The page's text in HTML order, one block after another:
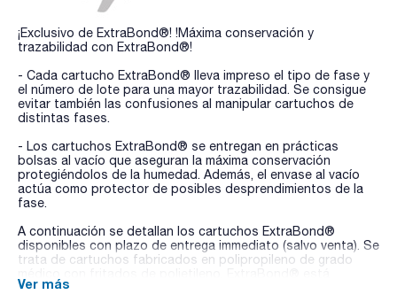
¡Exclusivo de ExtraBond®! !Máxima conservación y
trazabilidad con ExtraBond®!
- Cada cartucho ExtraBond® lleva impreso el tipo de fase y
el número de lote para una mayor trazabilidad. Se consigue
evitar también las confusiones al manipular cartuchos de
distintas fases.
- Los cartuchos ExtraBond® se entregan en prácticas
bolsas al vacío que aseguran la máxima conservación
protegiéndolos de la humedad. Además, el envase al vacío
actúa como protector de posibles desprendimientos de la
fase.
A continuación se detallan los cartuchos ExtraBond®
disponibles con plazo de entrega immediato (salvo venta). Se
trata de cartuchos fabricados en polipropileno de grado
disponible en una amplia gama de formatos: cartuchos
Ver más